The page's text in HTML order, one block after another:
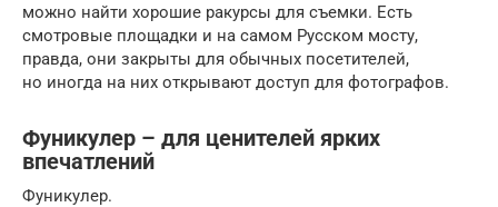
можно найти хорошие ракурсы для съемки. Есть
смотровые площадки и на самом Русском мосту,
правда, они закрыты для обычных посетителей,
но иногда на них открывают доступ для фотографов.
Фуникулер – для ценителей ярких
впечатлений
Фуникулер.